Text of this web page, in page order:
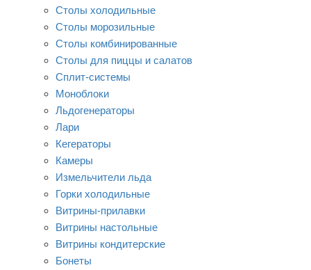
Столы холодильные
Столы морозильные
Столы комбинированные
Столы для пиццы и салатов
Сплит-системы
Моноблоки
Льдогенераторы
Лари
Кегераторы
Камеры
Измельчители льда
Горки холодильные
Витрины-прилавки
Витрины настольные
Витрины кондитерские
Бонеты